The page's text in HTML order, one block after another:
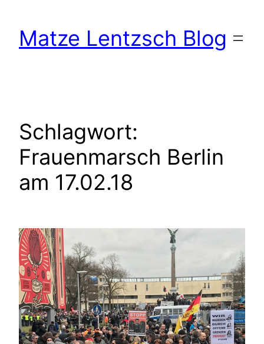
Inhalt
springen
Matze Lentzsch Blog
Schlagwort:
Frauenmarsch Berlin
am 17.02.18